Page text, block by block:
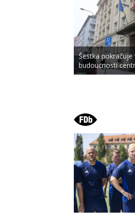
Šestka pokračuje
budoucnosti